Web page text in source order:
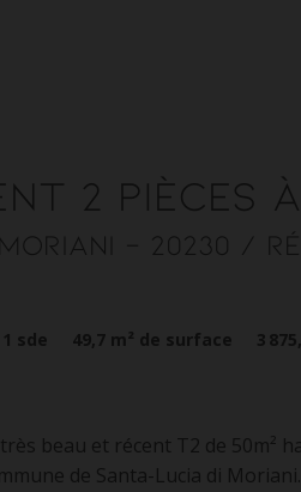
2 pièces
- 20230 /
1 sde 49,7 m² de surface 3
beau et récent T2 de 50m²
de Santa-Lucia di Moriani.